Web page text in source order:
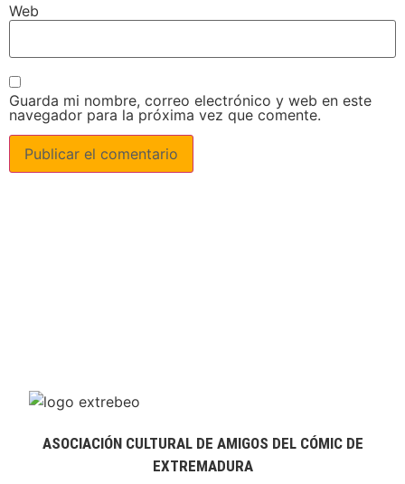
Web
Guarda mi nombre, correo electrónico y web en este
navegador para la próxima vez que comente.
ASOCIACIÓN CULTURAL DE AMIGOS DEL CÓMIC DE
EXTREMADURA